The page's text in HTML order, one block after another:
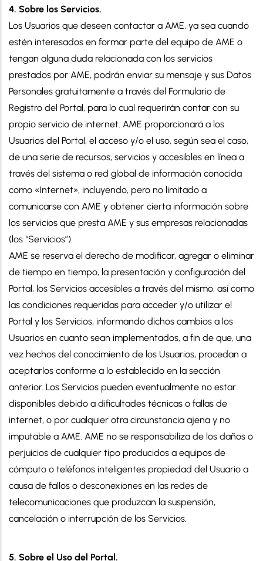
4. Sobre los Servicios.
Los Usuarios que deseen contactar a AME, ya sea cuando
estén interesados en formar parte del equipo de AME o
tengan alguna duda relacionada con los servicios
prestados por AME, podrán enviar su mensaje y sus Datos
Personales gratuitamente a través del Formulario de
Registro del Portal, para lo cual requerirán contar con su
propio servicio de internet. AME proporcionará a los
Usuarios del Portal, el acceso y/o el uso, según sea el caso,
de una serie de recursos, servicios y accesibles en línea a
través del sistema o red global de información conocida
como «Internet», incluyendo, pero no limitado a
comunicarse con AME y obtener cierta información sobre
los servicios que presta AME y sus empresas relacionadas
(los “Servicios”).
AME se reserva el derecho de modificar, agregar o eliminar
de tiempo en tiempo, la presentación y configuración del
Portal, los Servicios accesibles a través del mismo, así como
las condiciones requeridas para acceder y/o utilizar el
Portal y los Servicios, informando dichos cambios a los
Usuarios en cuanto sean implementados, a fin de que, una
vez hechos del conocimiento de los Usuarios, procedan a
aceptarlos conforme a lo establecido en la sección
anterior. Los Servicios pueden eventualmente no estar
disponibles debido a dificultades técnicas o fallas de
internet, o por cualquier otra circunstancia ajena y no
imputable a AME. AME no se responsabiliza de los daños o
perjuicios de cualquier tipo producidos a equipos de
cómputo o teléfonos inteligentes propiedad del Usuario a
causa de fallos o desconexiones en las redes de
telecomunicaciones que produzcan la suspensión,
cancelación o interrupción de los Servicios.
5. Sobre el Uso del Portal.